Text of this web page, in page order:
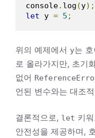
console. log (y);
let y = 5 ;
위의 예제에서 y는
로 올라가지만, 초기
없어
언된 변수와는 대조
결론적으로, let 키
안전성을 제공하며,